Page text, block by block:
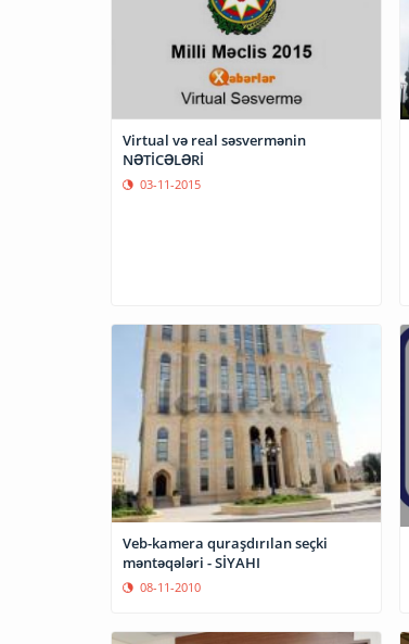
Virtual və real səsvermənin
NƏTİCƏLƏRİ
03-11-2015
Veb-kamera quraşdırılan seçki
məntəqələri - SİYAHI
08-11-2010